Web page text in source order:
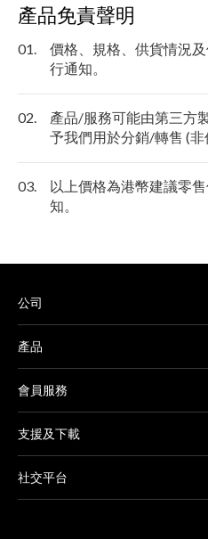
產品免責聲明
01.
價格、規格、供貨情況
行通知。
02.
產品/服務可能由第三方
予我們用於分銷/轉售 (非
03.
以上價格為港幣建議零
知。
公司
產品
會員服務
支援及下載
社交平台